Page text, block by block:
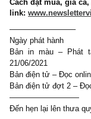
Ấn phẩm đầu tư
niên 1960s– sắp
Cách đặt mua, giá
link:
————————–
Ngày phát hành
Bản in màu –
21/06/2021
Bản điện tử – Đọc